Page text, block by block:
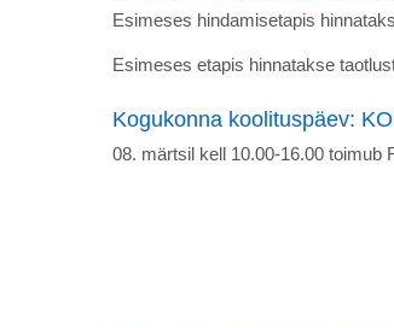
Esimeses hindamisetapis
Esimeses etapis hinnatakse
Kogukonna koolituspäev:
08. märtsil kell 10.00-16.00 toimub